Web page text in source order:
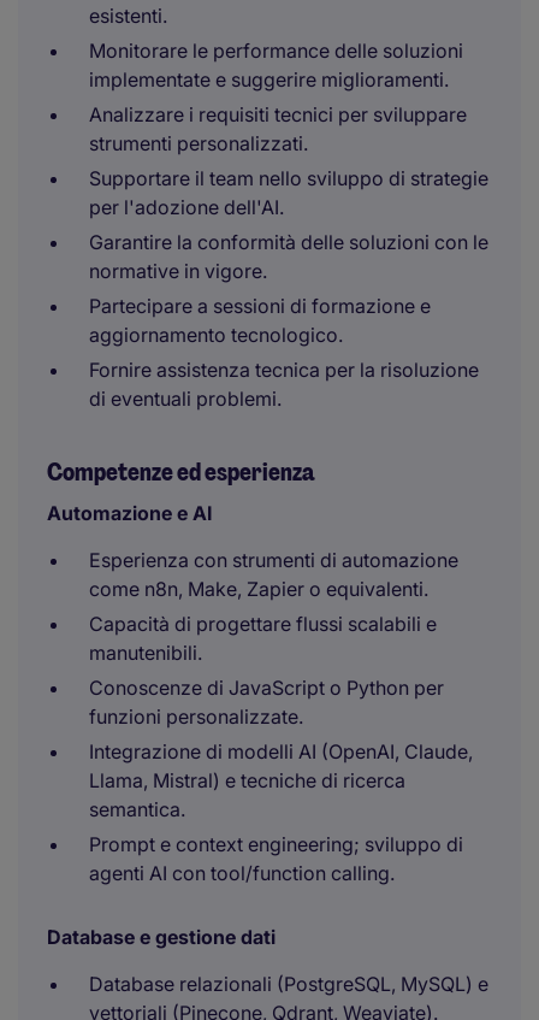
esistenti.
Monitorare le performance delle soluzioni
implementate e suggerire miglioramenti.
Analizzare i requisiti tecnici per sviluppare
strumenti personalizzati.
Supportare il team nello sviluppo di strategie
per l'adozione dell'AI.
Garantire la conformità delle soluzioni con le
normative in vigore.
Partecipare a sessioni di formazione e
aggiornamento tecnologico.
Fornire assistenza tecnica per la risoluzione
di eventuali problemi.
Competenze ed esperienza
Automazione e AI
Esperienza con strumenti di automazione
come n8n, Make, Zapier o equivalenti.
Capacità di progettare flussi scalabili e
manutenibili.
Conoscenze di JavaScript o Python per
funzioni personalizzate.
Integrazione di modelli AI (OpenAI, Claude,
Llama, Mistral) e tecniche di ricerca
semantica.
Prompt e context engineering; sviluppo di
agenti AI con tool/function calling.
Database e gestione dati
Database relazionali (PostgreSQL, MySQL) e
vettoriali (Pinecone, Qdrant, Weaviate).